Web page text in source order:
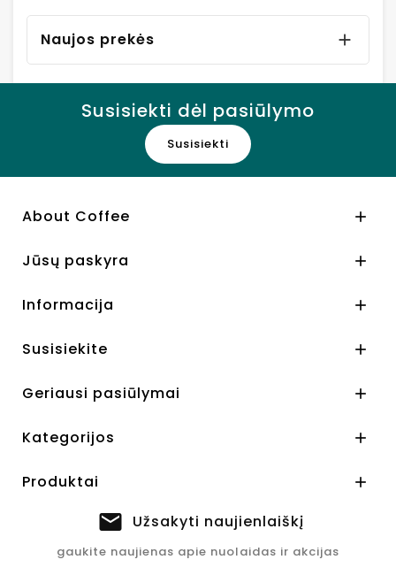
Naujos prekės 
Susisiekti dėl pasiūlymo
Susisiekti
About Coffee 
Jūsų paskyra 
Informacija 
Susisiekite 
Geriausi pasiūlymai 
Kategorijos 
Produktai 
Užsakyti naujienlaiškį
gaukite naujienas apie nuolaidas ir akcijas